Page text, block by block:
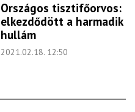
Országos tisztifőorvos:
elkezdődött a harmadik
hullám
2021.02.18. 12:50